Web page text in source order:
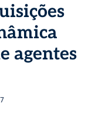
agentes